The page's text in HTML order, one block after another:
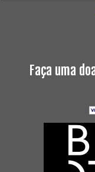
Faça uma